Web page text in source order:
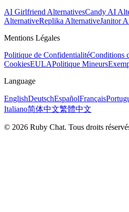
AI Girlfriend AlternativesCandy AI
AlternativeReplika AlternativeJanitor
Mentions Légales
Politique de ConfidentialitéConditions
CookiesEULAPolitique Mineurs
Language
EnglishDeutschEspañolFrançais
Italiano简体中文繁體中文
© 2026 Ruby Chat. Tous droits